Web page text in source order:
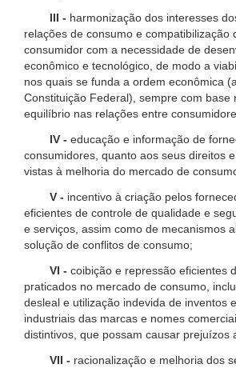
III - harmonização dos interesses
relações de consumo e compatibilização
consumidor com a necessidade de
econômico e tecnológico, de modo a
nos quais se funda a ordem econômica
Constituição Federal), sempre com base
equilíbrio nas relações entre
IV - educação e informação de
consumidores, quanto aos seus direitos
vistas à melhoria do mercado de
V - incentivo à criação pelos
eficientes de controle de qualidade e
e serviços, assim como de mecanismos
solução de conflitos de consumo;
VI - coibição e repressão eficientes
praticados no mercado de consumo,
desleal e utilização indevida de inventos
industriais das marcas e nomes
distintivos, que possam causar prejuízos
VII - racionalização e melhoria dos